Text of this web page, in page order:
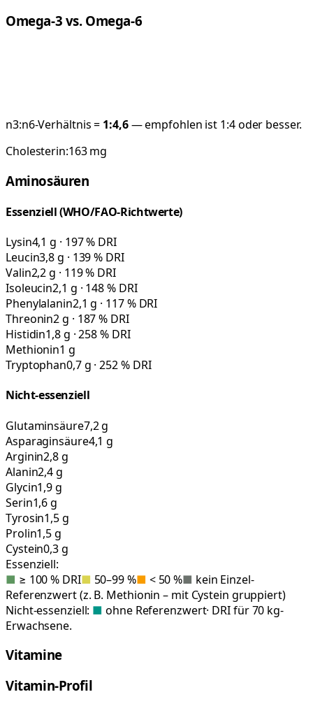
Omega-3 vs. Omega-6
n3:n6-Verhältnis = 1:4,6— empfohlen ist 1:4 oder besser.
Cholesterin:163mg
Aminosäuren
Essenziell (WHO/FAO-Richtwerte)
Lysin4,1 g · 197 % DRI
Leucin3,8 g · 139 % DRI
Valin2,2 g · 119 % DRI
Isoleucin2,1 g · 148 % DRI
Phenylalanin2,1 g · 117 % DRI
Threonin2 g · 187 % DRI
Histidin1,8 g · 258 % DRI
Methionin1 g
Tryptophan0,7 g · 252 % DRI
Nicht-essenziell
Glutaminsäure7,2 g
Asparaginsäure4,1 g
Arginin2,8 g
Alanin2,4 g
Glycin1,9 g
Serin1,6 g
Tyrosin1,5 g
Prolin1,5 g
Cystein0,3 g
Essenziell:
■ ≥ 100 % DRI■ 50–99 %■ < 50 %■ kein Einzel-
Referenzwert (z. B. Methionin – mit Cystein gruppiert)
Nicht-essenziell: ■ ohne Referenzwert· DRI für 70 kg-
Erwachsene.
Vitamine
Vitamin-Profil